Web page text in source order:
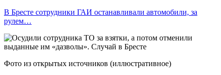
В Бресте сотрудники ГАИ останавливали автомобили, за
рулем…
Фото из открытых источников (иллюстративное)